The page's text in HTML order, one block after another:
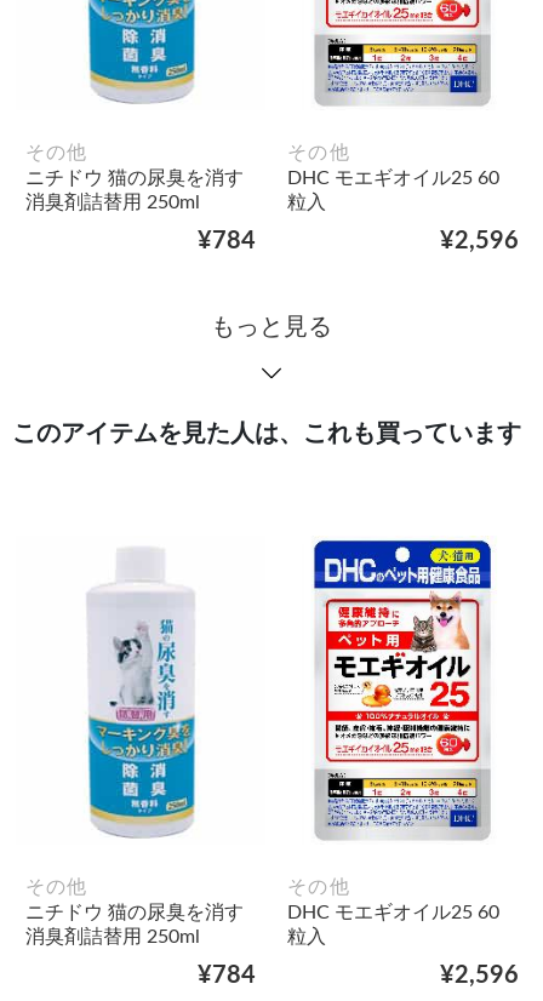
その他
ニチドウ 猫の尿臭を消す
消臭剤詰替用 250ml
¥784
その他
DHC モエギオイル25 60
粒入
¥2,596
もっと見る
このアイテムを見た人は、これも買っています
その他
ニチドウ 猫の尿臭を消す
消臭剤詰替用 250ml
¥784
その他
DHC モエギオイル25 60
粒入
¥2,596